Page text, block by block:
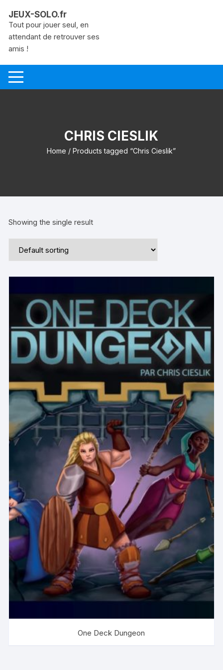
contenu
JEUX-SOLO.fr
Tout pour jouer seul, en
attendant de retrouver ses
amis !
CHRIS CIESLIK
Home / Products tagged “Chris Cieslik”
Showing the single result
One Deck Dungeon